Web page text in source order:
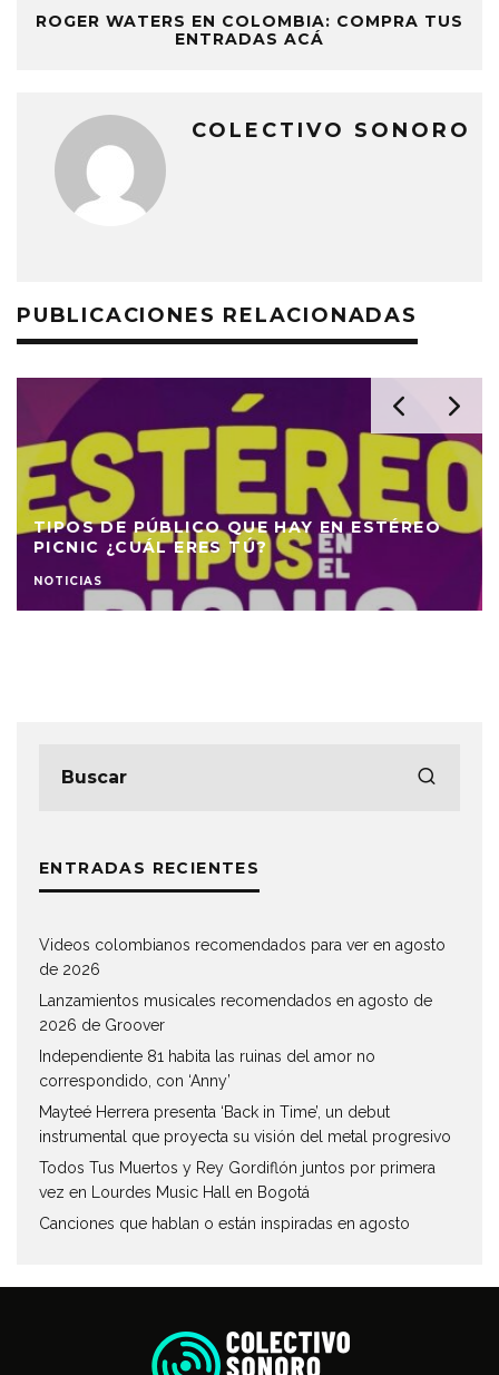
ROGER WATERS EN COLOMBIA: COMPRA TUS
ENTRADAS ACÁ
COLECTIVO SONORO
PUBLICACIONES RELACIONADAS
QUE HAY EN ESTÉREO
TÚ?
ANDRÉS
FECHAS,
DE LAS ENTRADAS
NOTICIAS
ENTRADAS RECIENTES
Videos colombianos recomendados para ver en agosto
de 2026
Lanzamientos musicales recomendados en agosto de
2026 de Groover
Independiente 81 habita las ruinas del amor no
correspondido, con ‘Anny’
Mayteé Herrera presenta ‘Back in Time’, un debut
instrumental que proyecta su visión del metal progresivo
Todos Tus Muertos y Rey Gordiflón juntos por primera
vez en Lourdes Music Hall en Bogotá
Canciones que hablan o están inspiradas en agosto